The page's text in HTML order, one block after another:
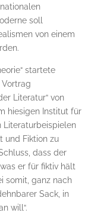
soll
von einem
startete
Literatur“ von
hiesigen Institut für
Literaturbeispielen
und Fiktion zu
dass der
er für fiktiv hält
somit, ganz nach
Sack, in
will“.